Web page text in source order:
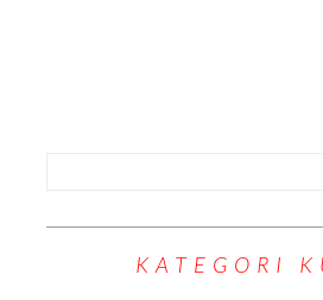
KATEGORI